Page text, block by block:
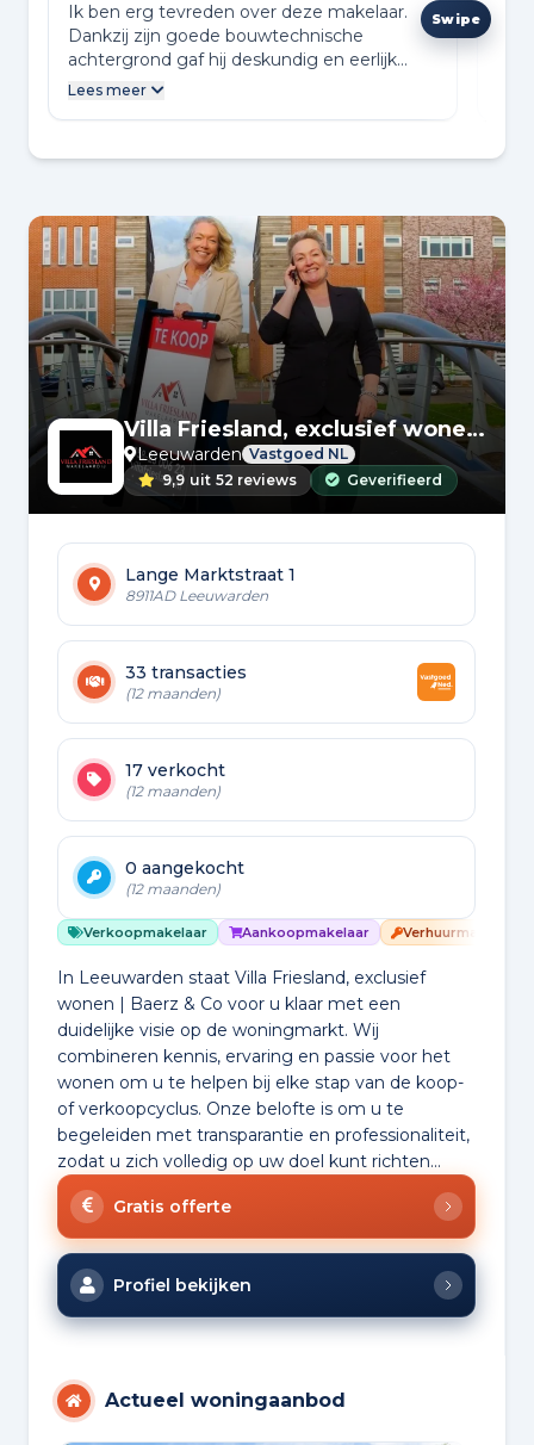
Ik ben erg tevreden over deze makelaar.
Dankzij zijn goede bouwtechnische
achtergrond gaf hij deskundig en eerlijk
advies. De verkoop van mijn woning verliep
Lees meer
Villa Friesland, exclusief wonen | Baerz & Co
Leeuwarden Vastgoed NL
9,9 uit 52 reviews Geverifieerd
Lange Marktstraat 1
8911AD Leeuwarden
33 transacties
(12 maanden)
17 verkocht
(12 maanden)
0 aangekocht
(12 maanden)
Verkoopmakelaar Aankoopmakelaar Verhuurmakelaar
In Leeuwarden staat Villa Friesland, exclusief
wonen | Baerz & Co voor u klaar met een
duidelijke visie op de woningmarkt. Wij
combineren kennis, ervaring en passie voor het
wonen om u te helpen bij elke stap van de koop-
of verkoopcyclus. Onze belofte is om u te
begeleiden met transparantie en professionaliteit,
zodat u zich volledig op uw doel kunt richten...
Gratis offerte
Profiel bekijken
Actueel woningaanbod